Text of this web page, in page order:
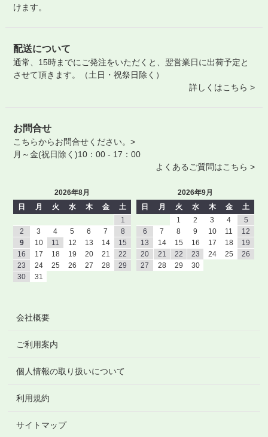
けます。
配送について
通常、15時までにご発注をいただくと、翌営業日に出荷予定と
させて頂きます。（土日・祝祭日除く）
詳しくはこちら >
お問合せ
こちらからお問合せください。>
月～金(祝日除く)10：00 - 17：00
よくあるご質問はこちら >
2026年8月
日
月 火 水 木 金
土
1
2
3 4 5 6 7
8
9
10 11 12 13 14
15
16
17 18 19 20 21
22
23
24 25 26 27 28
29
30
31
2026年9月
日
月 火 水 木 金
土
1
2 3 4
5
6
7 8 9 10 11
12
13
14 15 16 17 18
19
20
21 22 23 24 25
26
27
28 29 30
会社概要
ご利用案内
個人情報の取り扱いについて
利用規約
サイトマップ